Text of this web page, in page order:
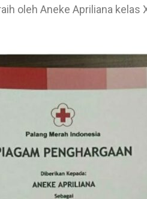
oleh Aneke Apriliana kelas